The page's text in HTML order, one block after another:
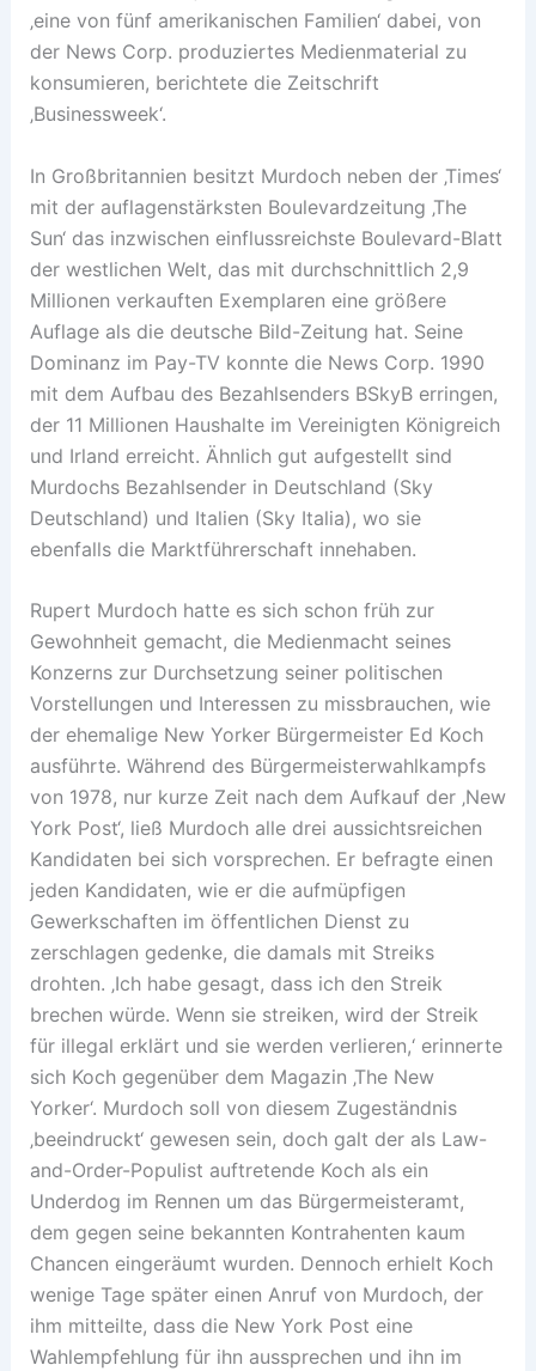
‚eine von fünf amerikanischen Familien‘ dabei, von
der News Corp. produziertes Medienmaterial zu
konsumieren, berichtete die Zeitschrift
‚Businessweek‘.
In Großbritannien besitzt Murdoch neben der ‚Times‘
mit der auflagenstärksten Boulevardzeitung ‚The
Sun‘ das inzwischen einflussreichste Boulevard-Blatt
der westlichen Welt, das mit durchschnittlich 2,9
Millionen verkauften Exemplaren eine größere
Auflage als die deutsche Bild-Zeitung hat. Seine
Dominanz im Pay-TV konnte die News Corp. 1990
mit dem Aufbau des Bezahlsenders BSkyB erringen,
der 11 Millionen Haushalte im Vereinigten Königreich
und Irland erreicht. Ähnlich gut aufgestellt sind
Murdochs Bezahlsender in Deutschland (Sky
Deutschland) und Italien (Sky Italia), wo sie
ebenfalls die Marktführerschaft innehaben.
Rupert Murdoch hatte es sich schon früh zur
Gewohnheit gemacht, die Medienmacht seines
Konzerns zur Durchsetzung seiner politischen
Vorstellungen und Interessen zu missbrauchen, wie
der ehemalige New Yorker Bürgermeister Ed Koch
ausführte. Während des Bürgermeisterwahlkampfs
von 1978, nur kurze Zeit nach dem Aufkauf der ‚New
York Post‘, ließ Murdoch alle drei aussichtsreichen
Kandidaten bei sich vorsprechen. Er befragte einen
jeden Kandidaten, wie er die aufmüpfigen
Gewerkschaften im öffentlichen Dienst zu
zerschlagen gedenke, die damals mit Streiks
drohten. ‚Ich habe gesagt, dass ich den Streik
brechen würde. Wenn sie streiken, wird der Streik
für illegal erklärt und sie werden verlieren,‘ erinnerte
sich Koch gegenüber dem Magazin ‚The New
Yorker‘. Murdoch soll von diesem Zugeständnis
‚beeindruckt‘ gewesen sein, doch galt der als Law-
and-Order-Populist auftretende Koch als ein
Underdog im Rennen um das Bürgermeisteramt,
dem gegen seine bekannten Kontrahenten kaum
Chancen eingeräumt wurden. Dennoch erhielt Koch
wenige Tage später einen Anruf von Murdoch, der
ihm mitteilte, dass die New York Post eine
Wahlempfehlung für ihn aussprechen und ihn im